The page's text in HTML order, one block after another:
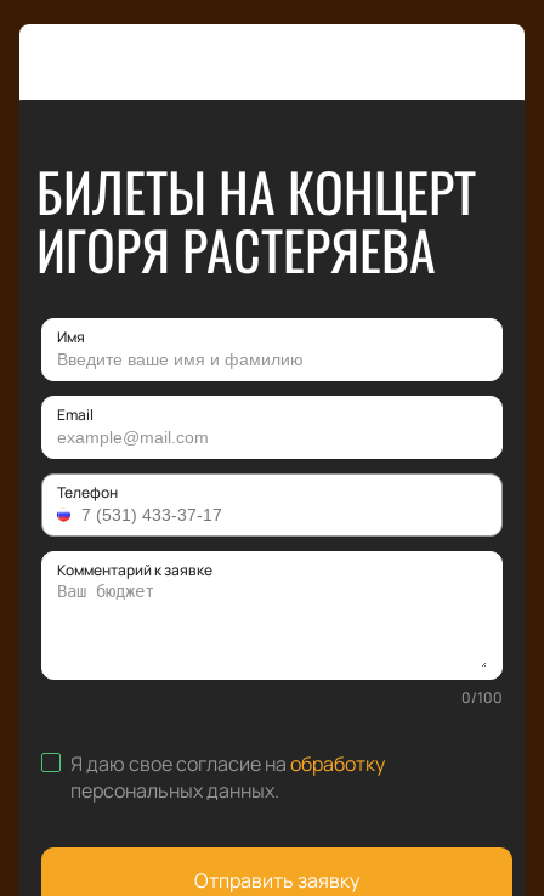
БИЛЕТЫ НА КОНЦЕРТ
ИГОРЯ РАСТЕРЯЕВА
Имя
Email
Телефон
Комментарий к заявке
0/100
Я даю свое согласие наобработку
персональных данных.
Отправить заявку